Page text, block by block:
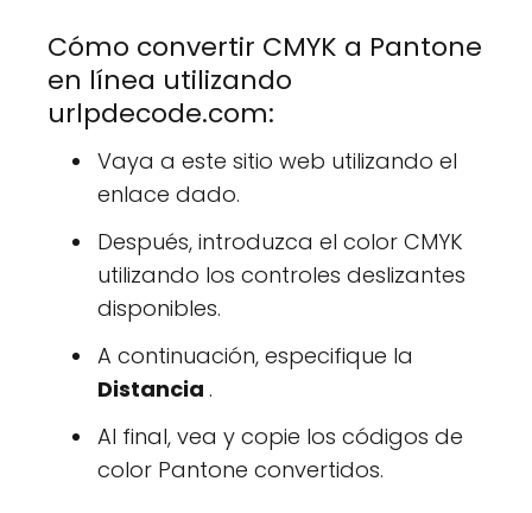
Cómo convertir CMYK a Pantone
en línea utilizando
urlpdecode.com:
Vaya a este sitio web utilizando el
enlace dado.
Después, introduzca el color CMYK
utilizando los controles deslizantes
disponibles.
A continuación, especifique la
Distancia .
Al final, vea y copie los códigos de
color Pantone convertidos.